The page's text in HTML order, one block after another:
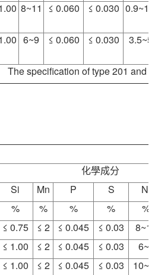
8~11 ≤ 0.060 ≤ 0.030
6~9 ≤ 0.060 ≤ 0.030 3.5~5
The specification of type 201 and
化學成分
Si Mn P S
Ni
% % % %
%
≤ 0.75 ≤ 2 ≤ 0.045 ≤ 0.03
≤ 1.00 ≤ 2 ≤ 0.045 ≤ 0.03
6~8
≤ 1.00 ≤ 2 ≤ 0.045 ≤ 0.03